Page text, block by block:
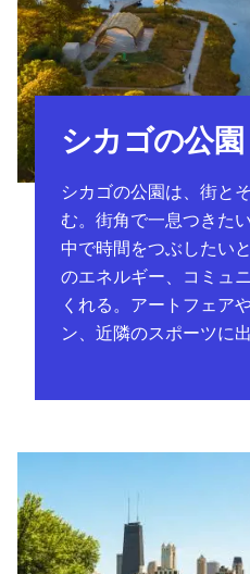
シカゴの公園
シカゴの公園は、街と
む。街角で一息つきた
中で時間をつぶしたい
のエネルギー、コミュ
くれる。アートフェア
ン、近隣のスポーツに